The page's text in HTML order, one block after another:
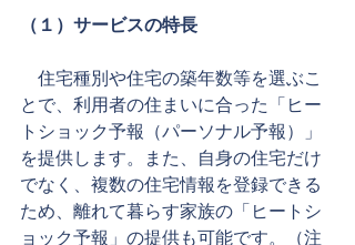
（１）サービスの特長
住宅種別や住宅の築年数等を選ぶこ
とで、利用者の住まいに合った「ヒー
トショック予報（パーソナル予報）」
を提供します。また、自身の住宅だけ
でなく、複数の住宅情報を登録できる
ため、離れて暮らす家族の「ヒートシ
ョック予報」の提供も可能です。（注